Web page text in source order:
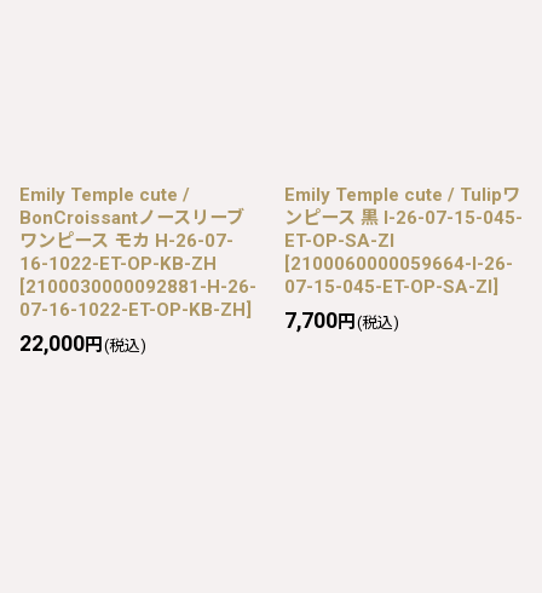
Emily Temple cute /
BonCroissantノースリーブ
ワンピース モカ H-26-07-
16-1022-ET-OP-KB-ZH
[2100030000092881-H-26-
07-16-1022-ET-OP-KB-ZH]
22,000円 (税込)
Emily Temple cute / Tulipワ
ンピース 黒 I-26-07-15-045-
ET-OP-SA-ZI
[2100060000059664-I-26-
07-15-045-ET-OP-SA-ZI]
7,700円 (税込)